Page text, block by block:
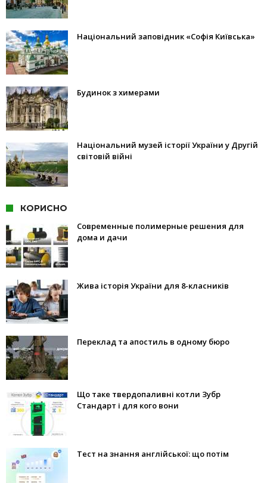
Національний заповідник «Софія Київська»
Будинок з химерами
Національний музей історії України у Другій
світовій війні
КОРИСНО
Современные полимерные решения для
дома и дачи
Жива історія України для 8-класників
Переклад та апостиль в одному бюро
Що таке твердопаливні котли Зубр
Стандарт і для кого вони
Тест на знання англійської: що потім